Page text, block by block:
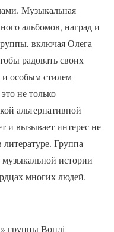
Музыкальная
альбомов, наград и
включая Олега
радовать своих
и особым стилем
не только
альтернативной
и вызывает интерес не
Группа
музыкальной истории
многих людей.
группы Воплі